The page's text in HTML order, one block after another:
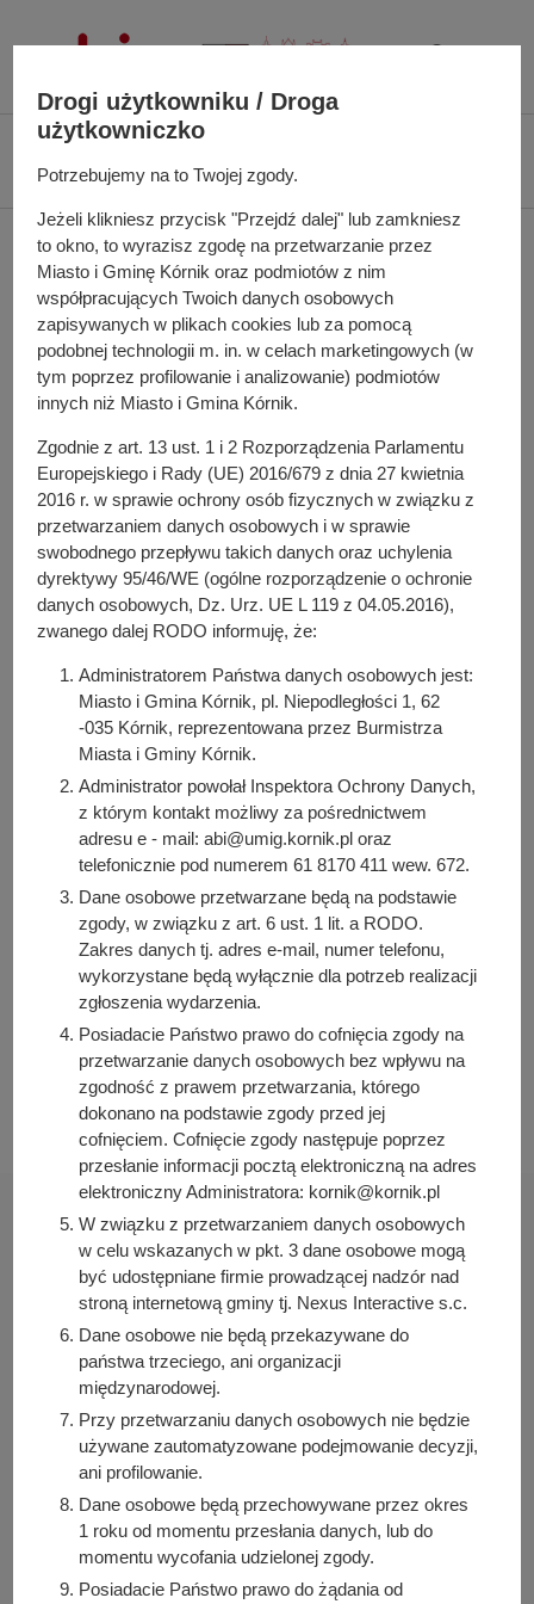
Biuletyn Informacji Publicznej UMiG Kórnik
13 stycznia 2026 r.
Zarządzenie nr 7/2026 z
dnia 13 stycznia 2026 r.
w sprawie powołania komisji przetargowej do
przygotowania i przeprowadzenia postępowania o
wartości wyższej niż próg unijny: o którym mowa w art. 3
ust. 1 pkt 1. ustawy z dnia 11 września 2019 r. - Prawo
zamówień publicznych; pn: „Opracowanie dokumentacji
projektowej budynku Szkoły Podstawowej nr 3 w Kórniku
(obręb Bnin)”
Do pobrania
PDF - Zarządzenie nr 7/2026 z dnia 13 stycznia 2026 r.
Osoba odpowiedzialna za treść:
Edyta Słabolepsza
Osoba odpowiedzialna za publikację:
Bartosz Przybylski
Data wytworzenia:
2026-01-20 08:11:26
Data publikacji:
2026-01-20 08:12:29
Data ostatniej modyfikacji:
2026-01-20 08:12:29
Urząd Miasta i Gminy Kórnik
pl. Niepodległości 1
62-035 Kórnik
Sprawdź także
Śledź nas na
Facebook Instagram
Drogi użytkowniku / Droga
użytkowniczko
Potrzebujemy na to Twojej zgody.
Jeżeli klikniesz przycisk "Przejdź dalej" lub zamkniesz
to okno, to wyrazisz zgodę na przetwarzanie przez
Miasto i Gminę Kórnik oraz podmiotów z nim
współpracujących Twoich danych osobowych
zapisywanych w plikach cookies lub za pomocą
podobnej technologii m. in. w celach marketingowych (w
tym poprzez profilowanie i analizowanie) podmiotów
innych niż Miasto i Gmina Kórnik.
Zgodnie z art. 13 ust. 1 i 2 Rozporządzenia Parlamentu
Europejskiego i Rady (UE) 2016/679 z dnia 27 kwietnia
2016 r. w sprawie ochrony osób fizycznych w związku z
przetwarzaniem danych osobowych i w sprawie
swobodnego przepływu takich danych oraz uchylenia
dyrektywy 95/46/WE (ogólne rozporządzenie o ochronie
danych osobowych, Dz. Urz. UE L 119 z 04.05.2016),
zwanego dalej RODO informuję, że:
Administratorem Państwa danych osobowych jest:
Miasto i Gmina Kórnik, pl. Niepodległości 1, 62
-035 Kórnik, reprezentowana przez Burmistrza
Miasta i Gminy Kórnik.
Administrator powołał Inspektora Ochrony Danych,
z którym kontakt możliwy za pośrednictwem
adresu e - mail: abi@umig.kornik.pl oraz
telefonicznie pod numerem 61 8170 411 wew. 672.
Dane osobowe przetwarzane będą na podstawie
zgody, w związku z art. 6 ust. 1 lit. a RODO.
Zakres danych tj. adres e-mail, numer telefonu,
wykorzystane będą wyłącznie dla potrzeb realizacji
zgłoszenia wydarzenia.
Posiadacie Państwo prawo do cofnięcia zgody na
przetwarzanie danych osobowych bez wpływu na
zgodność z prawem przetwarzania, którego
dokonano na podstawie zgody przed jej
cofnięciem. Cofnięcie zgody następuje poprzez
przesłanie informacji pocztą elektroniczną na adres
elektroniczny Administratora: kornik@kornik.pl
W związku z przetwarzaniem danych osobowych
w celu wskazanych w pkt. 3 dane osobowe mogą
być udostępniane firmie prowadzącej nadzór nad
stroną internetową gminy tj. Nexus Interactive s.c.
Dane osobowe nie będą przekazywane do
państwa trzeciego, ani organizacji
międzynarodowej.
Przy przetwarzaniu danych osobowych nie będzie
używane zautomatyzowane podejmowanie decyzji,
ani profilowanie.
Dane osobowe będą przechowywane przez okres
1 roku od momentu przesłania danych, lub do
momentu wycofania udzielonej zgody.
Posiadacie Państwo prawo do żądania od